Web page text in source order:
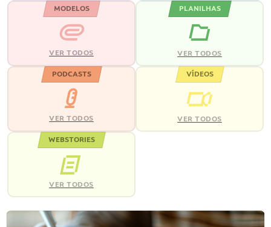
MODELOS
VER TODOS
PLANILHAS
VER TODOS
PODCASTS
VER TODOS
VÍDEOS
VER TODOS
WEBSTORIES
VER TODOS